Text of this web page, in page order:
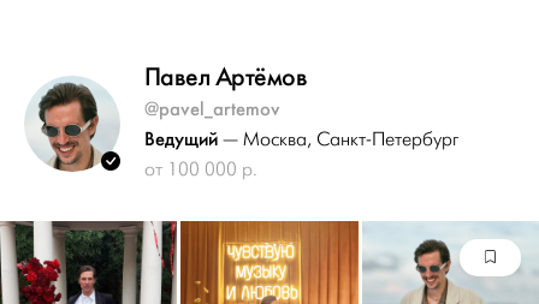
Павел Артёмов
@pavel_artemov
Ведущий — Москва, Санкт-Петербург
от 100 000 р.